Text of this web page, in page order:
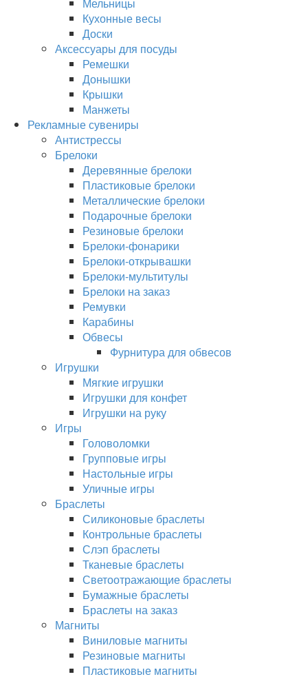
Кухонные весы
Доски
Аксессуары для посуды
Ремешки
Донышки
Крышки
Манжеты
Рекламные сувениры
Антистрессы
Брелоки
Деревянные брелоки
Пластиковые брелоки
Металлические брелоки
Подарочные брелоки
Резиновые брелоки
Брелоки-фонарики
Брелоки-открывашки
Брелоки-мультитулы
Брелоки на заказ
Ремувки
Карабины
Обвесы
Фурнитура для обвесов
Игрушки
Мягкие игрушки
Игрушки для конфет
Игрушки на руку
Игры
Головоломки
Групповые игры
Настольные игры
Уличные игры
Браслеты
Силиконовые браслеты
Контрольные браслеты
Слэп браслеты
Тканевые браслеты
Светоотражающие браслеты
Бумажные браслеты
Браслеты на заказ
Магниты
Виниловые магниты
Резиновые магниты
Пластиковые магниты